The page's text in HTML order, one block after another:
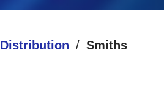
Distribution
Smiths